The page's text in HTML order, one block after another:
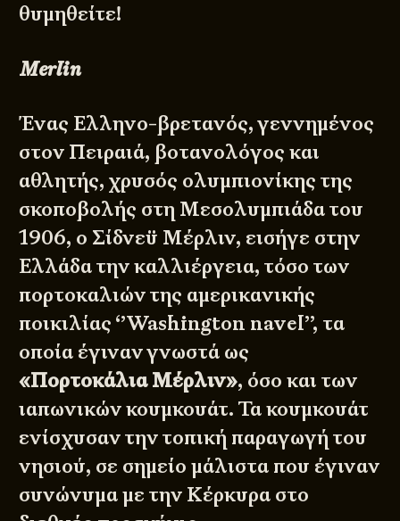
θυμηθείτε!
Merlin
Ένας Ελληνο-βρετανός, γεννημένος
στον Πειραιά, βοτανολόγος και
αθλητής, χρυσός ολυμπιονίκης της
σκοποβολής στη Μεσολυμπιάδα του
1906, ο Σίδνεϋ Μέρλιν, εισήγε στην
Ελλάδα την καλλιέργεια, τόσο των
πορτοκαλιών της αμερικανικής
ποικιλίας ‘’Washington navel’’, τα
οποία έγιναν γνωστά ως
«Πορτοκάλια Μέρλιν», όσο και των
ιαπωνικών κουμκουάτ. Τα κουμκουάτ
ενίσχυσαν την τοπική παραγωγή του
νησιού, σε σημείο μάλιστα που έγιναν
συνώνυμα με την Κέρκυρα στο